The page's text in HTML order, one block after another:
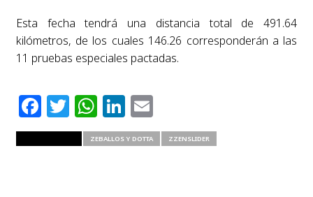
Esta fecha tendrá una distancia total de 491.64
kilómetros, de los cuales 146.26 corresponderán a las
11 pruebas especiales pactadas.
Facebook
Twitter
WhatsApp
LinkedIn
Email
ZEBALLOS Y DOTTA ZZENSLIDER